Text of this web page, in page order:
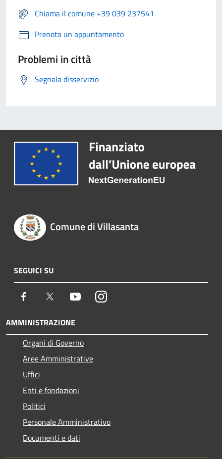
Chiama il comune +39 039 237541
Prenota un appuntamento
Problemi in città
Segnala disservizio
Comune di Villasanta
SEGUICI SU
Facebook Twitter YoutubeInstagram
AMMINISTRAZIONE
Organi di Governo
Aree Amministrative
Uffici
Enti e fondazioni
Politici
Personale Amministrativo
Documenti e dati